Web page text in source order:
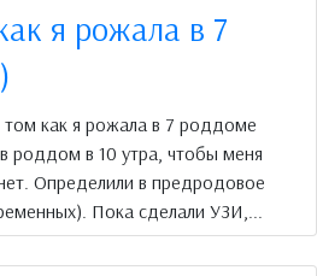
я рожала в 7
как я рожала в 7 роддоме
роддом в 10 утра, чтобы меня
Определили в предродовое
Пока сделали УЗИ,...